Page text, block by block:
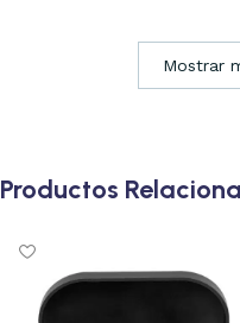
Mostrar
Productos